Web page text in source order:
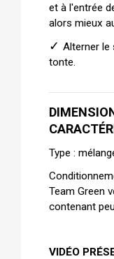
et à l'entrée
alors mieux
✓ Alterner le
tonte.
Type :
Team Green
contenant
VIDÉO